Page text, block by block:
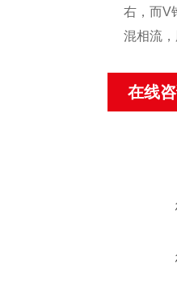
右，而V
混相流
在线